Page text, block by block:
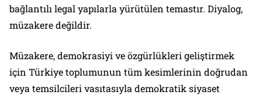
bağlantılı legal yapılarla yürütülen temastır. Diyalog,
müzakere değildir.
Müzakere, demokrasiyi ve özgürlükleri geliştirmek
için Türkiye toplumunun tüm kesimlerinin doğrudan
veya temsilcileri vasıtasıyla demokratik siyaset